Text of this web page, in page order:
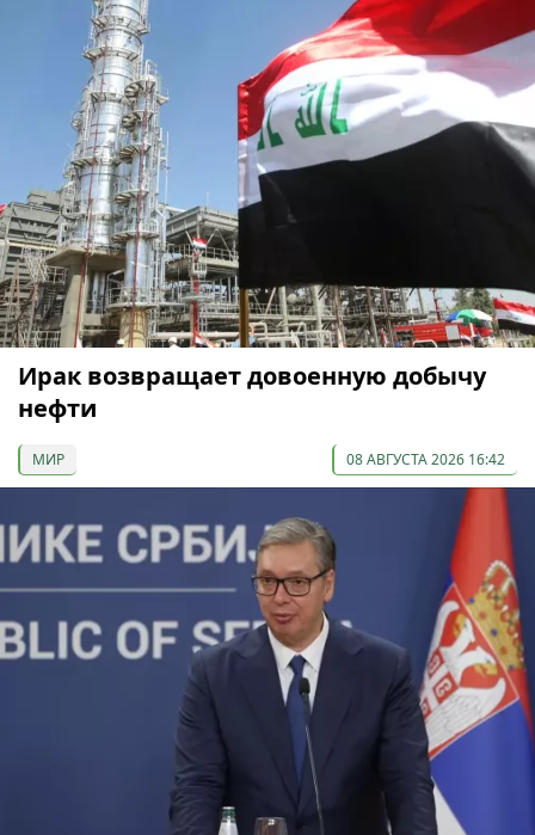
Ирак возвращает довоенную добычу
нефти
МИР 08 АВГУСТА 2026 16:42